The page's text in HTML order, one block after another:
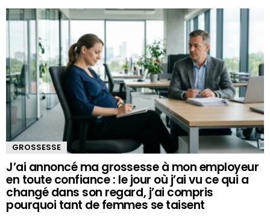
GROSSESSE
J’ai annoncé ma grossesse à mon employeur
en toute confiance : le jour où j’ai vu ce qui a
changé dans son regard, j’ai compris
pourquoi tant de femmes se taisent